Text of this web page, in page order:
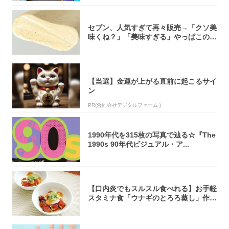
セブン、人気すぎて再々販売→「クソ美
味くね？」「美味すぎる」やっぱこのク
【当選】金運が上がる直前に起こるサイ
ン
PR(合同会社デジタルファーム )
1990年代を315枚の写真で辿る☆『The
1990s 90年代ビジュアル・ア...
【口内炎でもスルスル食べれる】お手軽
スタミナ食「ウナギのとろろ蒸し」作っ